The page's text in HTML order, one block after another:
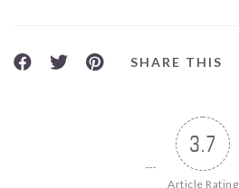
SHARE THIS
3.7
Article Rating